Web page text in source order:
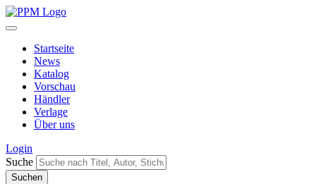
Startseite
News
Katalog
Vorschau
Händler
Verlage
Über uns
Login
Suche